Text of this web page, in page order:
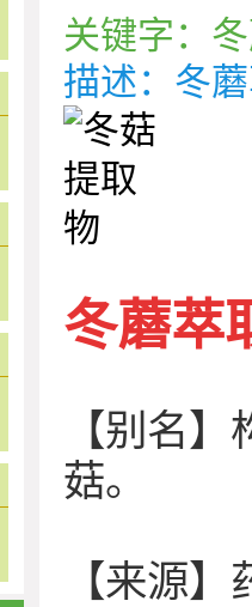
关键字：
描述：冬
冬蘑萃
【别名
菇。
【来源